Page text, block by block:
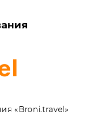
«Broni.travel»